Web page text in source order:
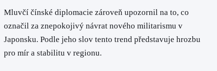
Mluvčí čínské diplomacie zároveň upozornil na to, co
označil za znepokojivý návrat nového militarismu v
Japonsku. Podle jeho slov tento trend představuje hrozbu
pro mír a stabilitu v regionu.